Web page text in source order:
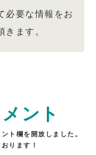
必要な情報をお
ます。
ント
ト欄を開放しました。
ります！